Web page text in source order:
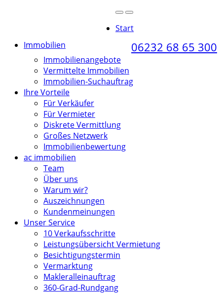
06232 68 65 300
Start
Immobilien
Immobilienangebote
Vermittelte Immobilien
Immobilien-Suchauftrag
Ihre Vorteile
Für Verkäufer
Für Vermieter
Diskrete Vermittlung
Großes Netzwerk
Immobilienbewertung
ac immobilien
Team
Über uns
Warum wir?
Auszeichnungen
Kundenmeinungen
Unser Service
10 Verkaufsschritte
Leistungsübersicht Vermietung
Besichtigungstermin
Vermarktung
Makleralleinauftrag
360-Grad-Rundgang